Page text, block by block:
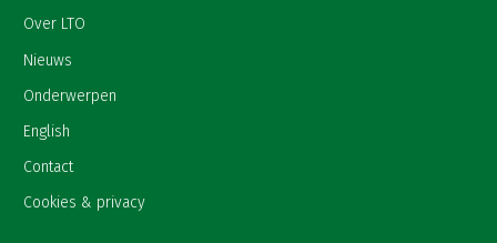
Over LTO
Nieuws
Onderwerpen
English
Contact
Cookies & privacy